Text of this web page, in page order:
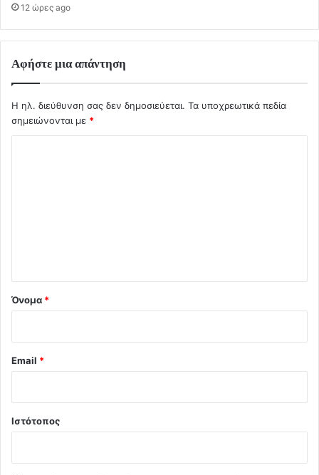
12 ώρες ago
Αφήστε μια απάντηση
Η ηλ. διεύθυνση σας δεν δημοσιεύεται. Τα υποχρεωτικά πεδία
σημειώνονται με *
Όνομα *
Email *
Ιστότοπος